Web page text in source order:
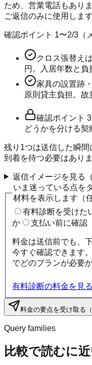
ため、営業電話もあり
ご返信のみに使用しま
確認ポイント 1〜2/3 （
クロス張替え
円。入居年数と
家具の設置跡
原則貸主負担。故
確認ポイント 3
どうかを分ける契
残り 1つは送信した瞬
到着を待つ必要はありま
返信イメージを見る（
いま迷っている点を
材料を表示します（
有料診断を受けた
か
支払い前に確認
料金は送信前でも、
今すぐ確認できます
でどのプランが必要
有料診断の料金を見る
料金の要点を受け取る（
Query families
比較で読むに